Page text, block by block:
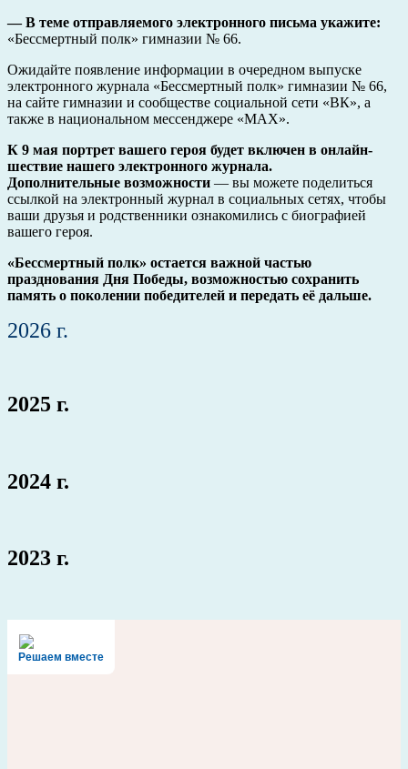
— В теме отправляемого электронного письма укажите:
«Бессмертный полк» гимназии № 66.
Ожидайте появление информации в очередном выпуске
электронного журнала «Бессмертный полк» гимназии № 66,
на сайте гимназии и сообществе социальной сети «ВК», а
также в национальном мессенджере «MAX».
К 9 мая портрет вашего героя будет включен в онлайн-
шествие нашего электронного журнала.
Дополнительные возможности — вы можете поделиться
ссылкой на электронный журнал в социальных сетях, чтобы
ваши друзья и родственники ознакомились с биографией
вашего героя.
«Бессмертный полк» остается важной частью
празднования Дня Победы, возможностью сохранить
память о поколении победителей и передать её дальше.
2026 г.
2025 г.
2024 г.
2023 г.
Решаем вместе